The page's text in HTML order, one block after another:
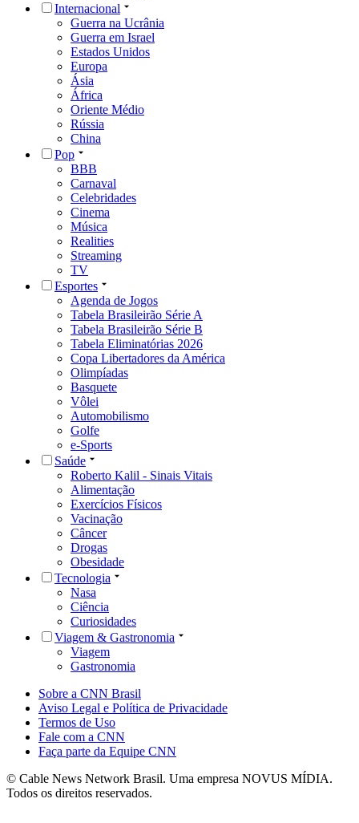
Internacional
Guerra na Ucrânia
Guerra em Israel
Estados Unidos
Europa
Ásia
África
Oriente Médio
Rússia
China
Pop
BBB
Carnaval
Celebridades
Cinema
Música
Realities
Streaming
TV
Esportes
Agenda de Jogos
Tabela Brasileirão Série A
Tabela Brasileirão Série B
Tabela Eliminatórias 2026
Copa Libertadores da América
Olimpíadas
Basquete
Vôlei
Automobilismo
Golfe
e-Sports
Saúde
Roberto Kalil - Sinais Vitais
Alimentação
Exercícios Físicos
Vacinação
Câncer
Drogas
Obesidade
Tecnologia
Nasa
Ciência
Curiosidades
Viagem & Gastronomia
Viagem
Gastronomia
Sobre a CNN Brasil
Aviso Legal e Política de Privacidade
Termos de Uso
Fale com a CNN
Faça parte da Equipe CNN
© Cable News Network Brasil. Uma empresa NOVUS MÍDIA.
Todos os direitos reservados.